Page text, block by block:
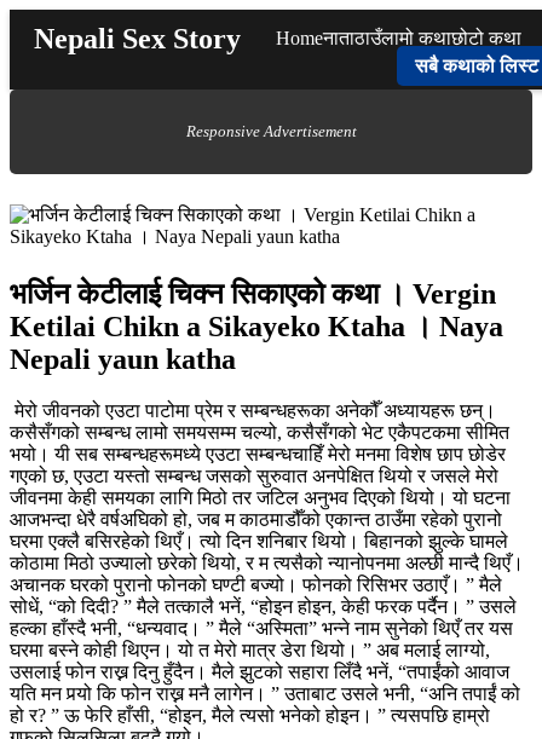
Nepali Sex Story Homeनाताठाउँलामो कथाछोटो कथा
सबै कथाको लिस्ट
Responsive Advertisement
भर्जिन केटीलाई चिक्न सिकाएको कथा । Vergin
Ketilai Chikn a Sikayeko Ktaha । Naya
Nepali yaun katha
मेरो जीवनको एउटा पाटोमा प्रेम र सम्बन्धहरूका अनेकौँ अध्यायहरू छन्।
कसैसँगको सम्बन्ध लामो समयसम्म चल्यो, कसैसँगको भेट एकैपटकमा सीमित
भयो। यी सब सम्बन्धहरूमध्ये एउटा सम्बन्धचाहिँ मेरो मनमा विशेष छाप छोडेर
गएको छ, एउटा यस्तो सम्बन्ध जसको सुरुवात अनपेक्षित थियो र जसले मेरो
जीवनमा केही समयका लागि मिठो तर जटिल अनुभव दिएको थियो। यो घटना
आजभन्दा धेरै वर्षअघिको हो, जब म काठमाडौँको एकान्त ठाउँमा रहेको पुरानो
घरमा एक्लै बसिरहेको थिएँ। त्यो दिन शनिबार थियो। बिहानको झुल्के घामले
कोठामा मिठो उज्यालो छरेको थियो, र म त्यसैको न्यानोपनमा अल्छी मान्दै थिएँ।
अचानक घरको पुरानो फोनको घण्टी बज्यो। फोनको रिसिभर उठाएँ। ” मैले
सोधें, “को दिदी? ” मैले तत्कालै भनें, “होइन होइन, केही फरक पर्दैन। ” उसले
हल्का हाँस्दै भनी, “धन्यवाद। ” मैले “अस्मिता” भन्ने नाम सुनेको थिएँ तर यस
घरमा बस्ने कोही थिएन। यो त मेरो मात्र डेरा थियो। ” अब मलाई लाग्यो,
उसलाई फोन राख्न दिनु हुँदैन। मैले झुटको सहारा लिँदै भनें, “तपाईंको आवाज
यति मन पर्‍यो कि फोन राख्न मनै लागेन। ” उताबाट उसले भनी, “अनि तपाईं को
हो र? ” ऊ फेरि हाँसी, “होइन, मैले त्यसो भनेको होइन। ” त्यसपछि हाम्रो